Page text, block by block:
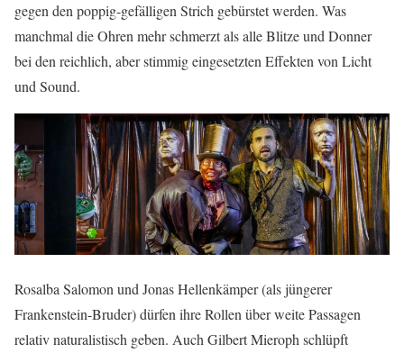
gegen den poppig-gefälligen Strich gebürstet werden. Was
manchmal die Ohren mehr schmerzt als alle Blitze und Donner
bei den reichlich, aber stimmig eingesetzten Effekten von Licht
und Sound.
Rosalba Salomon und Jonas Hellenkämper (als jüngerer
Frankenstein-Bruder) dürfen ihre Rollen über weite Passagen
relativ naturalistisch geben. Auch Gilbert Mieroph schlüpft